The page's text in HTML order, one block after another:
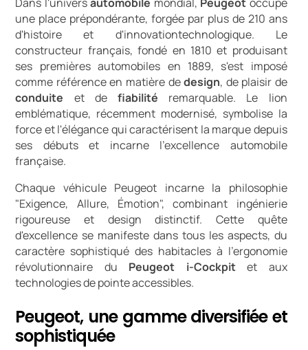
une place prépondérante, forgée par plus de 210 ans
d'histoire et d'innovationtechnologique. Le
constructeur français, fondé en 1810 et produisant
ses premières automobiles en 1889, s'est imposé
comme référence en matière dedesign, de plaisir de
conduite et de fiabilité remarquable. Le lion
emblématique, récemment modernisé, symbolise la
force et l'élégance qui caractérisent la marque depuis
ses débuts et incarne l'excellence automobile
française.
Chaque véhicule Peugeot incarne la philosophie
"Exigence, Allure, Émotion", combinant ingénierie
rigoureuse et design distinctif. Cette quête
d'excellence se manifeste dans tous les aspects, du
caractère sophistiqué des habitacles à l'ergonomie
révolutionnaire du Peugeot i-Cockpitet aux
technologies de pointe accessibles.
Peugeot, une gamme diversifiée et
sophistiquée